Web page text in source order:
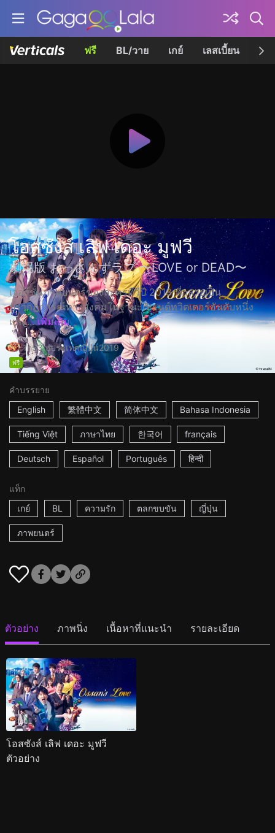
ฟรี BL/วาย เกย์ เลสเบี้ยน เค
โอสซังส์ เลิฟ เดอะ มูฟวี
劇場版 おっさんずラブ 〜LOVE or DEAD〜
เวอร์ชั่นภาพยนตร์ของละครทีวีปี 2018 ที่กลายเป็น
ปรากฏการณ์ทางสังคมในฐานะเทรนด์ทวิตเตอร์อันดับหนึ่ง
และ... เพิ่มเติม
1h53mประเทศญี่ปุ่น2019
ฟรี
คำบรรยาย
English
繁體中文 简体中文 Bahasa Indonesia
Tiếng Việt ภาษาไทย 한국어 français
Deutsch Español Português हिन्दी
แท็ก
เกย์
BL ความรัก ตลกขบขัน ญี่ปุ่น
ภาพยนตร์
ตัวอย่าง ภาพนิ่ง เนื้อหาที่แนะนำ รายละเอียด
โอสซังส์ เลิฟ เดอะ มูฟวี
ตัวอย่าง